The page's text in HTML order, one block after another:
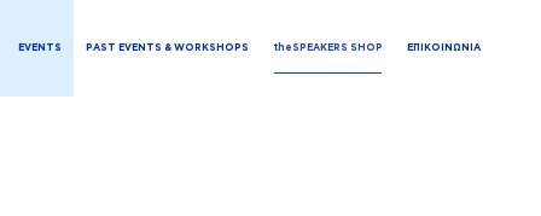
EVENTS PAST EVENTS & WORKSHOPS theSPEAKERS SHOP ΕΠΙΚΟΙΝΩΝΙΑ